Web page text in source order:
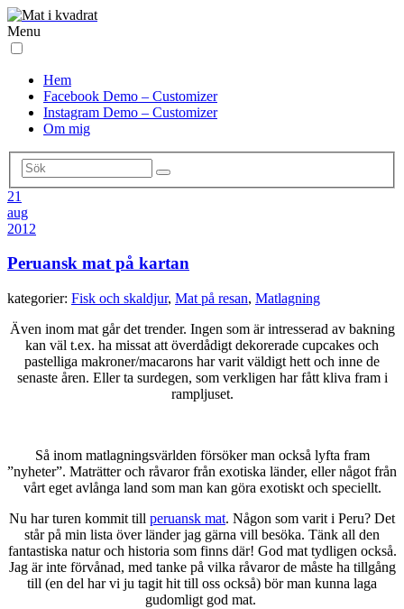
Menu
Hem
Facebook Demo – Customizer
Instagram Demo – Customizer
Om mig
21
aug
2012
Peruansk mat på kartan
kategorier: Fisk och skaldjur, Mat på resan, Matlagning
Även inom mat går det trender. Ingen som är intresserad av bakning
kan väl t.ex. ha missat att överdådigt dekorerade cupcakes och
pastelliga makroner/macarons har varit väldigt hett och inne de
senaste åren. Eller ta surdegen, som verkligen har fått kliva fram i
rampljuset.
Så inom matlagningsvärlden försöker man också lyfta fram
”nyheter”. Maträtter och råvaror från exotiska länder, eller något från
vårt eget avlånga land som man kan göra exotiskt och speciellt.
Nu har turen kommit till peruansk mat. Någon som varit i Peru? Det
står på min lista över länder jag gärna vill besöka. Tänk all den
fantastiska natur och historia som finns där! God mat tydligen också.
Jag är inte förvånad, med tanke på vilka råvaror de måste ha tillgång
till (en del har vi ju tagit hit till oss också) bör man kunna laga
gudomligt god mat.